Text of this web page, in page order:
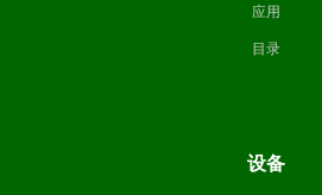
应用
目录
设备